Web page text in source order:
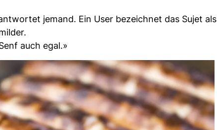
jemand. Ein User bezeichnet das Sujet als
auch egal.»